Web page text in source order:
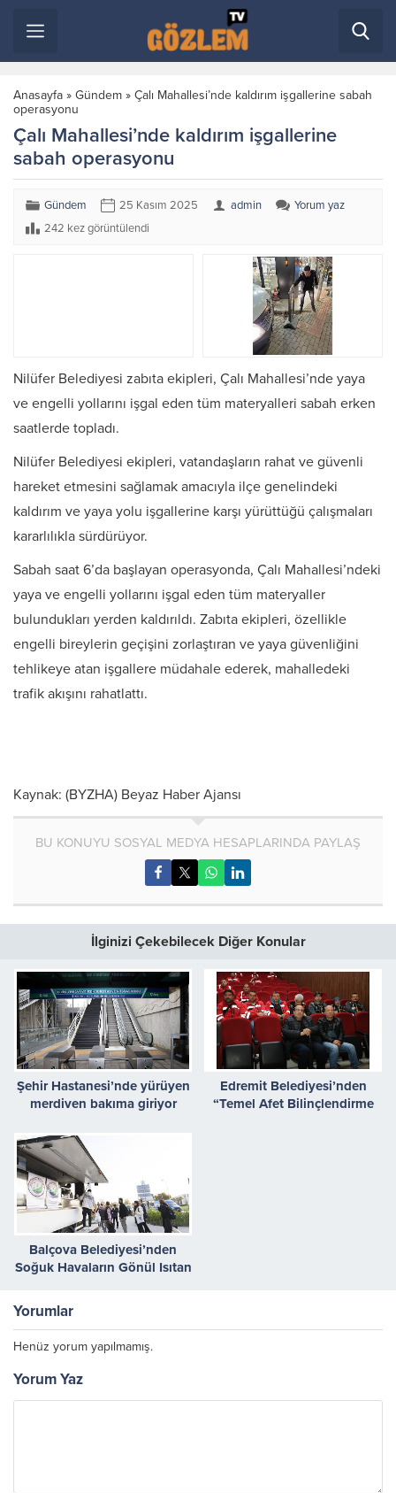
Anasayfa » Gündem » Çalı Mahallesi’nde kaldırım işgallerine sabah
operasyonu
Çalı Mahallesi’nde kaldırım işgallerine
sabah operasyonu
Gündem 25 Kasım 2025 admin
Yorum yaz
242 kez görüntülendi
Nilüfer Belediyesi zabıta ekipleri, Çalı Mahallesi’nde yaya
ve engelli yollarını işgal eden tüm materyalleri sabah erken
saatlerde topladı.
Nilüfer Belediyesi ekipleri, vatandaşların rahat ve güvenli
hareket etmesini sağlamak amacıyla ilçe genelindeki
kaldırım ve yaya yolu işgallerine karşı yürüttüğü çalışmaları
kararlılıkla sürdürüyor.
Sabah saat 6’da başlayan operasyonda, Çalı Mahallesi’ndeki
yaya ve engelli yollarını işgal eden tüm materyaller
bulundukları yerden kaldırıldı. Zabıta ekipleri, özellikle
engelli bireylerin geçişini zorlaştıran ve yaya güvenliğini
tehlikeye atan işgallere müdahale ederek, mahalledeki
trafik akışını rahatlattı.
Kaynak: (BYZHA) Beyaz Haber Ajansı
BU KONUYU SOSYAL MEDYA HESAPLARINDA PAYLAŞ
İlginizi Çekebilecek Diğer Konular
Şehir Hastanesi’nde yürüyen
merdiven bakıma giriyor
Edremit Belediyesi’nden
“Temel Afet Bilinçlendirme
Balçova Belediyesi’nden
Soğuk Havaların Gönül Isıtan
Yorumlar
Henüz yorum yapılmamış.
Yorum Yaz